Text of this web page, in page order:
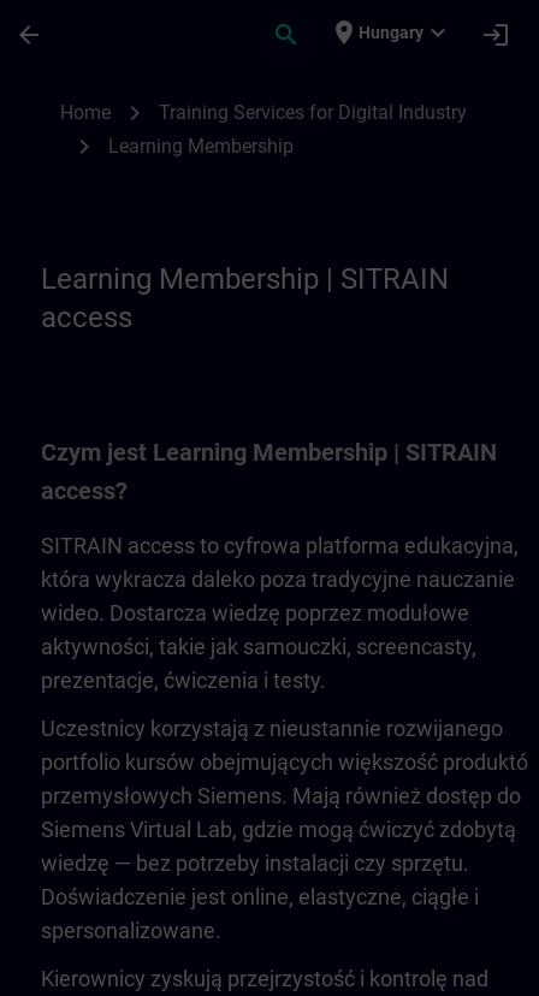
arrow_back search place Hungary expand_more login
Home chevron_right Training Services for Digital Industry
chevron_right Learning Membership
Learning Membership | SITRAIN
access
Czym jest Learning Membership | SITRAIN
access?
SITRAIN access to cyfrowa platforma edukacyjna,
która wykracza daleko poza tradycyjne nauczanie
wideo. Dostarcza wiedzę poprzez modułowe
aktywności, takie jak samouczki, screencasty,
prezentacje, ćwiczenia i testy.
Uczestnicy korzystają z nieustannie rozwijanego
portfolio kursów obejmujących większość
przemysłowych Siemens. Mają również dostęp do
Siemens Virtual Lab, gdzie mogą ćwiczyć zdobytą
wiedzę — bez potrzeby instalacji czy sprzętu.
Doświadczenie jest online, elastyczne, ciągłe i
spersonalizowane.
Kierownicy zyskują przejrzystość i kontrolę nad